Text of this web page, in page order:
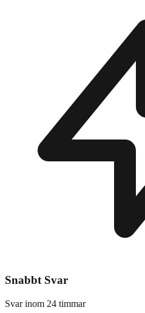
Snabbt Svar
Svar inom 24 timmar